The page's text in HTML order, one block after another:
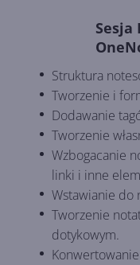
Sesja
Struktura
Tworzenie i
Dodawanie
Tworzenie
Wzbogacanie
linki i inne
Wstawianie do
Tworzenie
dotykowym.